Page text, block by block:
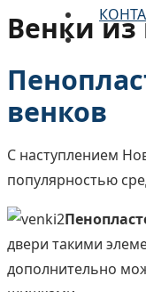
Венки из
венков
С наступлением
популярностью
двери такими
дополнительно